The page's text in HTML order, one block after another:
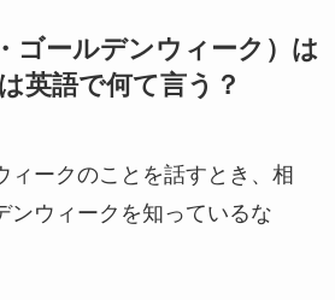
ゴールデンウィーク）は
英語で何て言う？
ィークのことを話すとき、相
ンウィークを知っているな